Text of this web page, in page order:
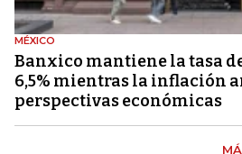
MÉXICO
Banxico mantiene la tasa
6,5% mientras la inflación
perspectivas económicas